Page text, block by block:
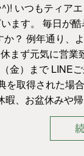
いつもティア
ます。 毎日が
か？ 例年通り、
まず元気に営業
金）まで LINEご
を取得された場
、お盆休みや